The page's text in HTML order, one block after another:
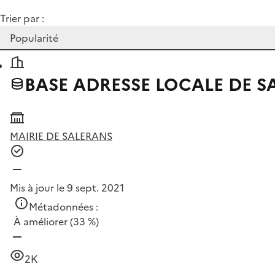
Trier par :
BASE ADRESSE LOCALE DE
MAIRIE DE SALERANS
Mis à jour le 9 sept. 2021
Métadonnées :
À améliorer(33 %)
2K